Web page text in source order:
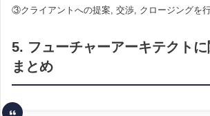
③クライアントへの提案, 交渉, クロージングを
5. フューチャーアーキテクトに
まとめ